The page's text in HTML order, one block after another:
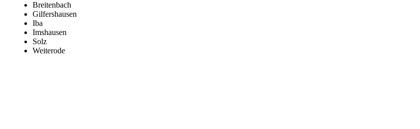
Breitenbach
Gilfershausen
Iba
Imshausen
Solz
Weiterode